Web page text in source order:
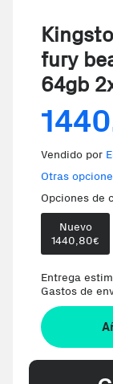
fury
64gb
Vendido por
Otras
Opciones de
Nuevo
1440,80€
Entrega
Gastos de